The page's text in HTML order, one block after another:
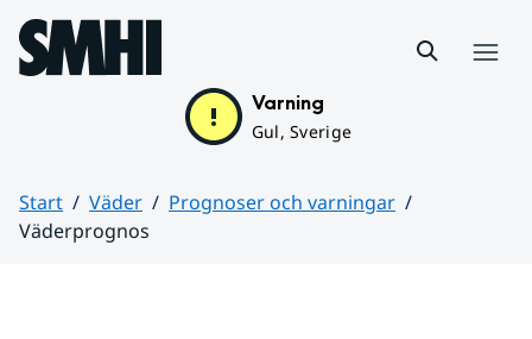
Hoppa till sidans innehåll
Varning
Gul, Sverige
Start Väder
Prognoser och varningar
Väderprognos